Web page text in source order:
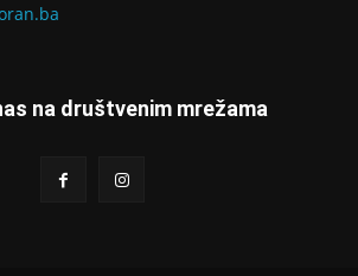
na društvenim mrežama